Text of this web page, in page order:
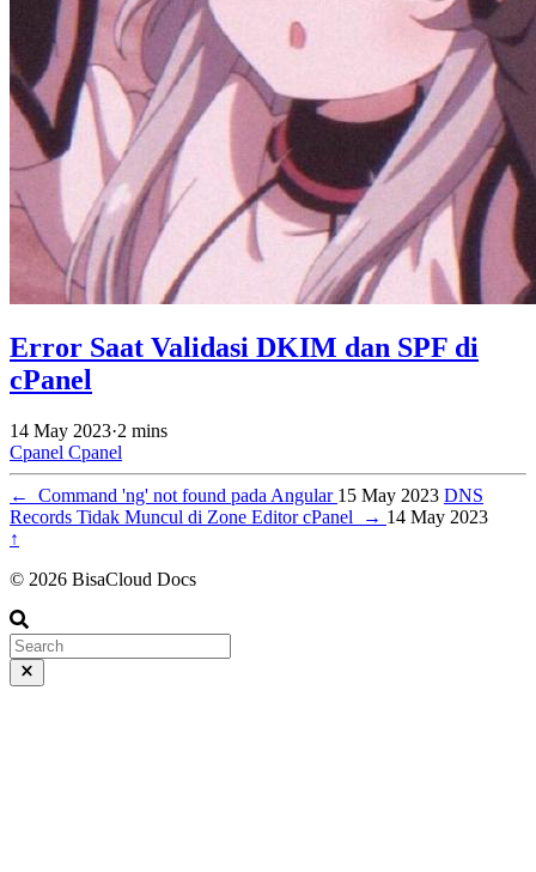
Error Saat Validasi DKIM dan SPF di
cPanel
14 May 2023·2 mins
Cpanel Cpanel
← Command 'ng' not found pada Angular 15 May 2023 DNS
Records Tidak Muncul di Zone Editor cPanel
→ 14 May 2023
↑
© 2026 BisaCloud Docs